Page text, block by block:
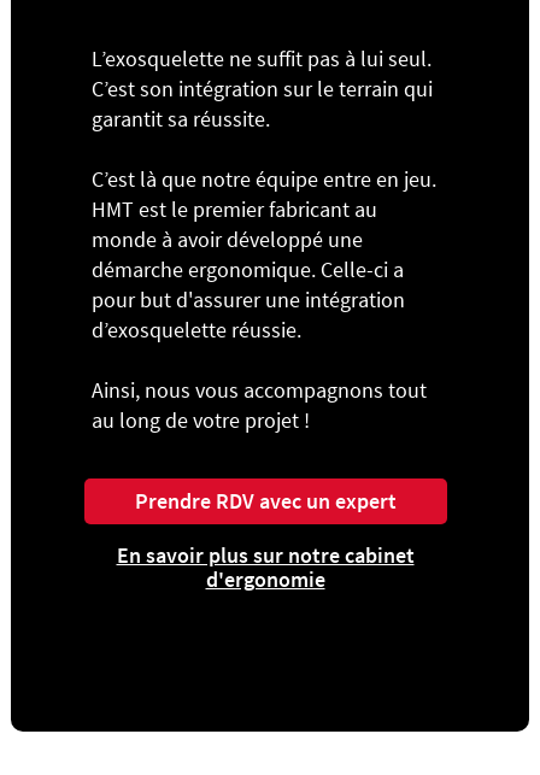
L’exosquelette ne suffit pas à lui seul.
C’est son intégration sur le terrain qui
garantit sa réussite.
C’est là que notre équipe entre en jeu.
HMT est le premier fabricant au
monde à avoir développé une
démarche ergonomique. Celle-ci a
pour but d'assurer une intégration
d’exosquelette réussie.
Ainsi, nous vous accompagnons tout
au long de votre projet !
Prendre RDV avec un expert
En savoir plus sur notre cabinet
d'ergonomie